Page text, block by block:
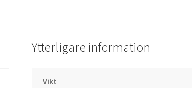
Ytterligare information
Vikt